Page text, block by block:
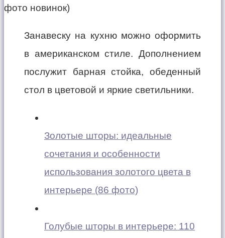
Занавеску на кухню можно оформить
в американском стиле. Дополнением
послужит барная стойка, обеденный
стол в цветовой и яркие светильники.
Золотые шторы: идеальные
сочетания и особенности
использования золотого цвета в
интерьере (86 фото)
Голубые шторы в интерьере: 110